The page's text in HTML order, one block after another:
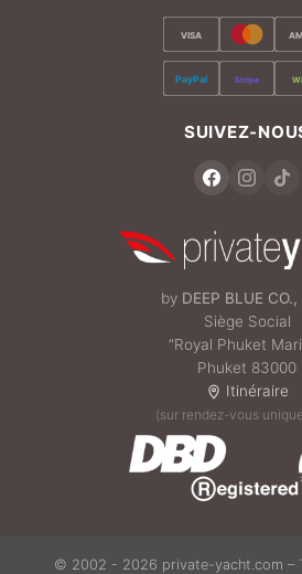
VISA
PayPal Stripe
SUIVEZ-
by DEEP BLUE CO.,
Siège Social
“Royal Phuket
Phuket 83000
Itinéraire
(sur rendez-vous
© 2002 - 2026 private-yacht.com –